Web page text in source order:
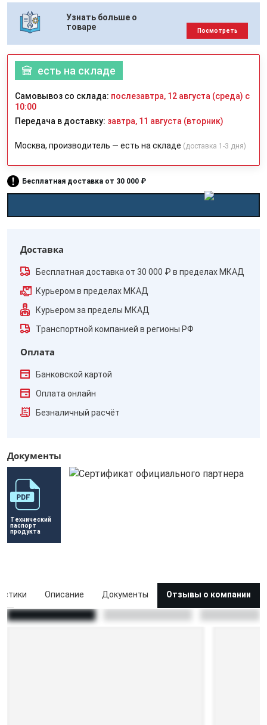
Узнать больше о
товаре
Посмотреть
есть на складе
Самовывоз со склада: послезавтра, 12 августа (среда) с
10:00
Передача в доставку: завтра, 11 августа (вторник)
Москва, производитель — есть на складе (доставка 1-3 дня)
Бесплатная доставка от 30 000 ₽
Доставка
Бесплатная доставка от 30 000 ₽ в пределах МКАД
Курьером в пределах МКАД
Курьером за пределы МКАД
Транспортной компанией в регионы РФ
Оплата
Банковской картой
Оплата онлайн
Безналичный расчёт
Документы
Технический
паспорт
продукта
Описание Документы Отзывы о компании